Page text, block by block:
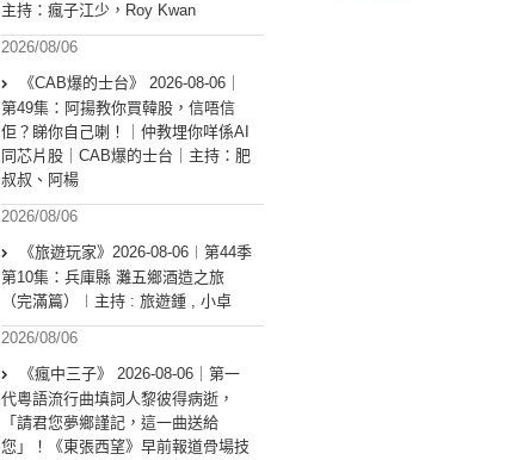
主持：瘋子江少，Roy Kwan
2026/08/06
《CAB爆的士台》 2026-08-06｜
第49集：阿揚教你買韓股，信唔信
佢？睇你自己喇！｜仲教埋你咩係AI
同芯片股｜CAB爆的士台｜主持：肥
叔叔、阿楊
2026/08/06
《旅遊玩家》2026-08-06︱第44季
第10集：兵庫縣 灘五鄉酒造之旅
（完滿篇）︱主持 : 旅遊鍾 , 小卓
2026/08/06
《瘋中三子》 2026-08-06｜第一
代粵語流行曲填詞人黎彼得病逝，
「請君您夢鄉謹記，這一曲送給
您」！《東張西望》早前報道骨場技